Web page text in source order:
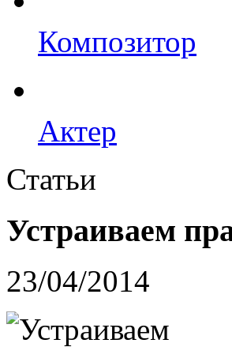
Композитор
Актер
Статьи
Устраиваем
23/04/2014